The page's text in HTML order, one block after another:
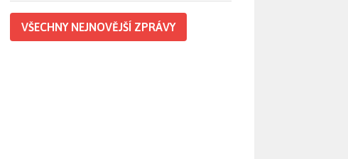
VŠECHNY NEJNOVĚJŠÍ ZPRÁVY